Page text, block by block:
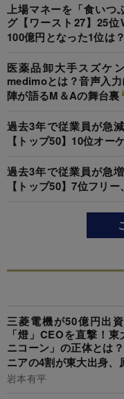
上場マネーを「食いつ
グ【ワースト27】25
100億円となった1位は？
医薬品卸大手スズケ
medimoとは？音声入
陣が語るM＆Aの舞台裏
過去3年で従業員が急
【トップ50】10位オー
過去3年で従業員が急
【トップ50】7位フリ
三菱電機が50億円出
「燈」CEOを直撃！
ニコーン」の正体とは
ニアの4割が東大出身
岩本有平